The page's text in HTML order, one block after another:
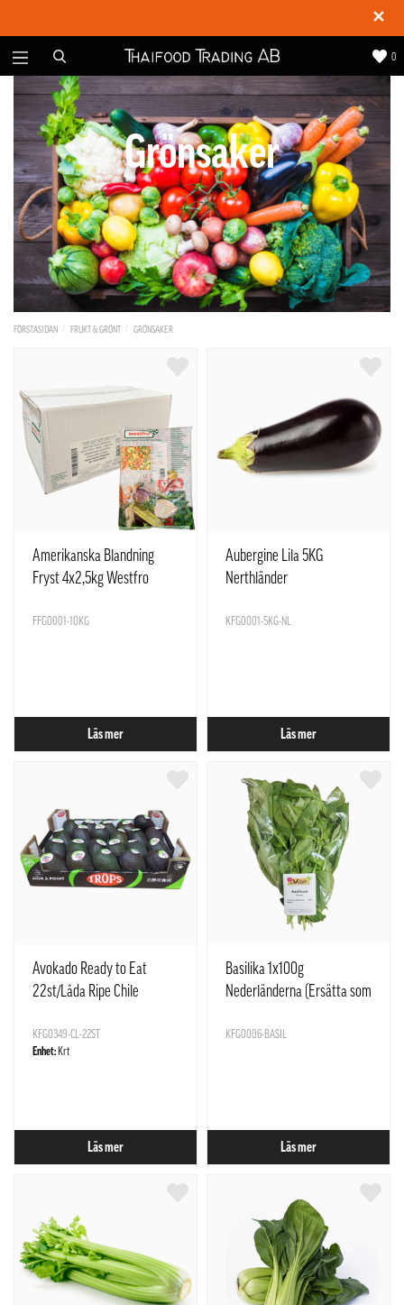
✕
0
Grönsaker
FÖRSTASIDAN FRUKT & GRÖNT GRÖNSAKER
Amerikanska Blandning
Fryst 4x2,5kg Westfro
FFG0001-10KG
Läs mer
Aubergine Lila 5KG
Nerthländer
KFG0001-5KG-NL
Läs mer
Avokado Ready to Eat
22st/Låda Ripe Chile
KFG0349-CL-22ST
Enhet: Krt
Läs mer
Basilika 1x100g
Nederländerna (Ersätta som
KFG0006-BASIL
Läs mer